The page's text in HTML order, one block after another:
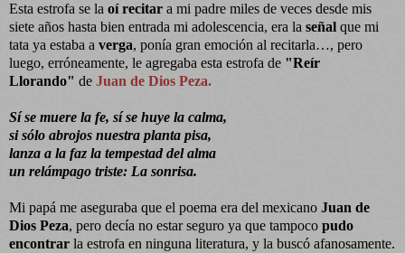
Esta estrofa se la oí recitar a mi padre miles de veces desde mis
siete años hasta bien entrada mi adolescencia, era la señal que mi
tata ya estaba a verga, ponía gran emoción al recitarla…, pero
luego, erróneamente, le agregaba esta estrofa de "Reír
Llorando" de Juan de Dios Peza.
Sí se muere la fe, sí se huye la calma,
si sólo abrojos nuestra planta pisa,
lanza a la faz la tempestad del alma
un relámpago triste: La sonrisa.
Mi papá me aseguraba que el poema era del mexicano Juan de
Dios Peza, pero decía no estar seguro ya que tampoco pudo
encontrar la estrofa en ninguna literatura, y la buscó afanosamente.